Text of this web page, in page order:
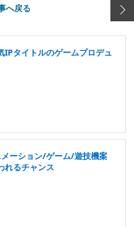
へ戻る
IPタイトルのゲームプロデュ
ーション/ゲーム/遊技機案
れるチャンス